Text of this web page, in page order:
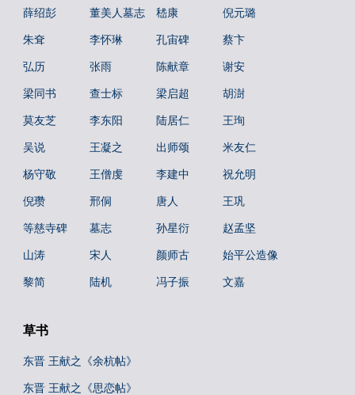
薛绍彭 董美人墓志 嵇康 倪元璐
朱耷 李怀琳 孔宙碑 蔡卞
弘历 张雨 陈献章 谢安
梁同书 查士标 梁启超 胡澍
莫友芝 李东阳 陆居仁 王珣
吴说 王凝之 出师颂 米友仁
杨守敬 王僧虔 李建中 祝允明
倪瓒 邢侗 唐人 王巩
等慈寺碑 墓志 孙星衍 赵孟坚
山涛 宋人 颜师古 始平公造像
黎简 陆机 冯子振 文嘉
草书
东晋 王献之《余杭帖》
东晋 王献之《思恋帖》